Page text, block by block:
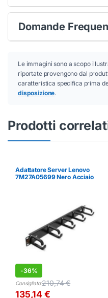
Domande
Le immagini sono a scopo
riportate provengono dal
caratteristica specifica prima
disposizione.
Prodotti
Adattatore Server Lenovo
7M27A05699 Nero Acciaio
-36%
Consigliato:210,74€
135,14€